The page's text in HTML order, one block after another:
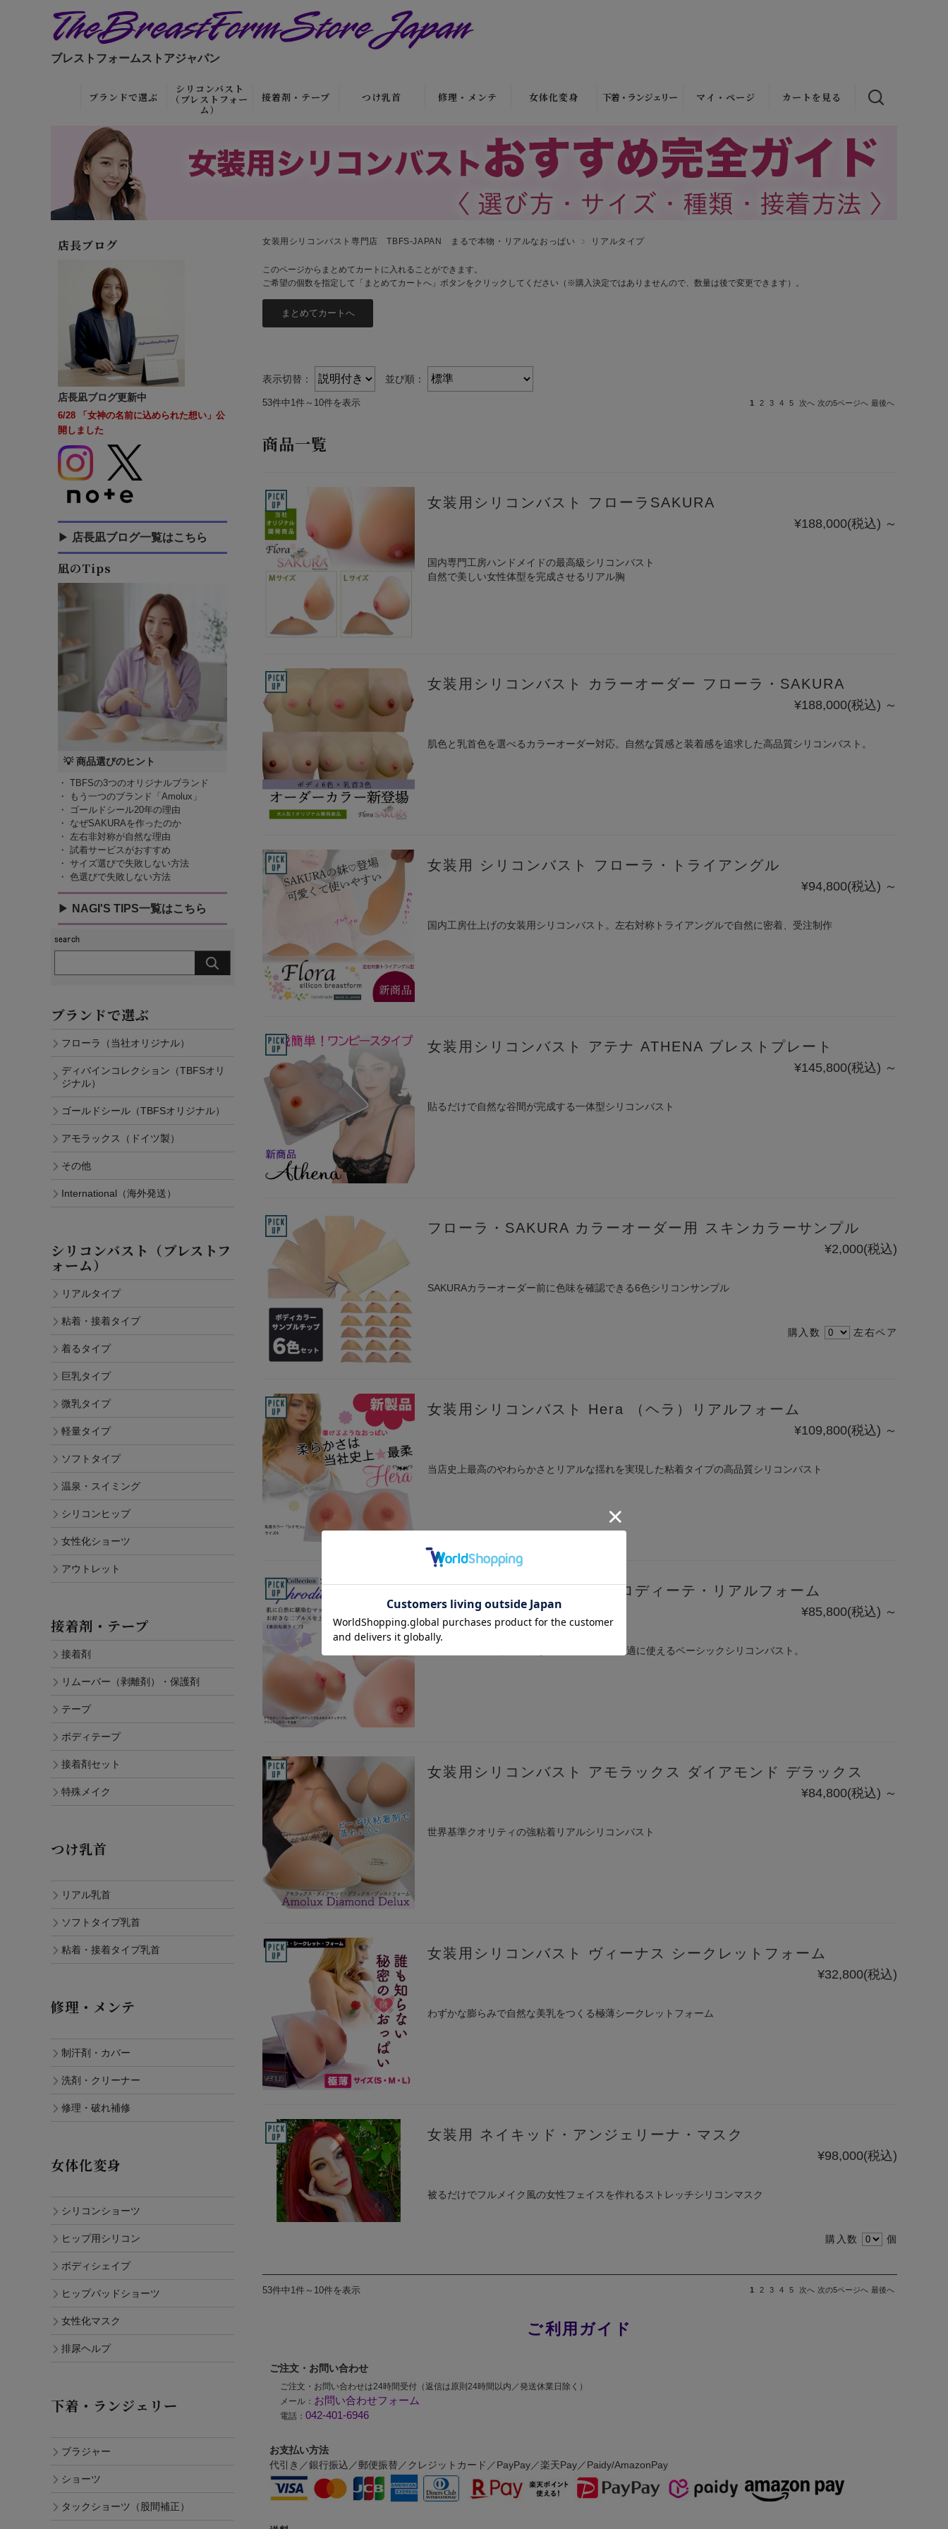
ブレストフォームストアジャパン
ブランドで選ぶ
フローラコレク
ション（当社オ
リジナル）
ディバインコレ
クション
ナル）
ゴールドシール
（TBFSオリジ
ナル）
アモラックス
（ドイツ製）
その他
International
（海外発送）
シリコンバスト
（ブレストフォー
ム）
粘着・接着タイ
プ
シリコンヒップ
接着剤・テープ
リムーバー（剥
離剤）・保護剤
ボディテープ
接着剤セット
つけ乳首
ソフトタイプ乳
修理・メンテ
洗剤・クリーナ
ー
修理・破れ補修
女体化変身
ツ
ヒップ用シリコ
ン
下着・ランジェリー
ショーツ
タックショーツ
（股間補正）
体型補正・強制
パジャマ·ドレス
マイ・ページ カートを見る
女装用シリコンバスト専門店 TBFS-JAPAN まるで本物・リアルなおっぱい リアルタイプ
このページからまとめてカートに入れることができます。
ご希望の個数を指定して「まとめてカートへ」ボタンをクリックしてください（※購入決定ではありませんので、数量は後で変更できます）。
表示切替： 並び順：
53件中1件～10件を表示 1 2 3 4 5 次へ 次の5ページへ 最後へ
商品一覧
女装用シリコンバスト フローラSAKURA
¥188,000(税込) ～
国内専門工房ハンドメイドの最高級シリコンバスト
自然で美しい女性体型を完成させるリアル胸
女装用シリコンバスト カラーオーダー フローラ・SAKURA
¥188,000(税込) ～
肌色と乳首色を選べるカラーオーダー対応。自然な質感と装着感を追求した高品質シリコンバスト。
女装用 シリコンバスト フローラ・トライアングル
¥94,800(税込) ～
国内工房仕上げの女装用シリコンバスト。左右対称トライアングルで自然に密着、受注制作
女装用シリコンバスト アテナ ATHENA ブレストプレート
¥145,800(税込) ～
貼るだけで自然な谷間が完成する一体型シリコンバスト
フローラ・SAKURA カラーオーダー用 スキンカラーサンプル
¥2,000(税込)
SAKURAカラーオーダー前に色味を確認できる6色シリコンサンプル
購入数 左右ペア
女装用シリコンバスト Hera （ヘラ）リアルフォーム
¥109,800(税込) ～
当店史上最高のやわらかさとリアルな揺れを実現した粘着タイプの高品質シリコンバスト
女装用シリコンバスト アフロディーテ・リアルフォーム
¥85,800(税込) ～
ブラに入れるだけで自然な胸元へ。24時間快適に使えるベーシックシリコンバスト。
女装用シリコンバスト アモラックス ダイアモンド デラックス
¥84,800(税込) ～
世界基準クオリティの強粘着リアルシリコンバスト
女装用シリコンバスト ヴィーナス シークレットフォーム
¥32,800(税込)
わずかな膨らみで自然な美乳をつくる極薄シークレットフォーム
女装用 ネイキッド・アンジェリーナ・マスク
¥98,000(税込)
被るだけでフルメイク風の女性フェイスを作れるストレッチシリコンマスク
購入数 個
53件中1件～10件を表示 1 2 3 4 5 次へ 次の5ページへ 最後へ
ご利用ガイド
ご注文・お問い合わせ
ご注文・お問い合わせは24時間受付（返信は原則24時間以内／発送休業日除く）
メール： お問い合わせフォーム
電話： 042-401-6946
お支払い方法
代引き／銀行振込／郵便振替／クレジットカード／PayPay／楽天Pay／Paidy/AmazonPay
店長ブログ
店長凪ブログ更新中
6/28 「女神の名前に込められた想い」公
開しました
▶ 店長凪ブログ一覧はこちら
凪のTips
💡 商品選びのヒント
・ TBFSの3つのオリジナルブランド
・
もう一つのブランド「Amolux」
・
ゴールドシール20年の理由
・
なぜSAKURAを作ったのか
・ 左右非対称が自然な理由
・ 試着サービスがおすすめ
・
サイズ選びで失敗しない方法
・ 色選びで失敗しない方法
▶ NAGI'S TIPS一覧はこちら
ブランドで選ぶ
フローラ（当社オリジナル）
ディバインコレクション（TBFSオリ
ジナル）
ゴールドシール（TBFSオリジナル）
アモラックス（ドイツ製）
その他
International（海外発送）
シリコンバスト（ブレストフ
ォーム）
リアルタイプ
粘着・接着タイプ
着るタイプ
巨乳タイプ
微乳タイプ
軽量タイプ
ソフトタイプ
温泉・スイミング
シリコンヒップ
女性化ショーツ
アウトレット
接着剤・テープ
接着剤
リムーバー（剥離剤）・保護剤
テープ
ボディテープ
接着剤セット
特殊メイク
つけ乳首
リアル乳首
ソフトタイプ乳首
粘着・接着タイプ乳首
修理・メンテ
制汗剤・カバー
洗剤・クリーナー
修理・破れ補修
女体化変身
シリコンショーツ
ヒップ用シリコン
ボディシェイプ
ヒップパッドショーツ
女性化マスク
排尿ヘルプ
下着・ランジェリー
ブラジャー
ショーツ
タックショーツ（股間補正）